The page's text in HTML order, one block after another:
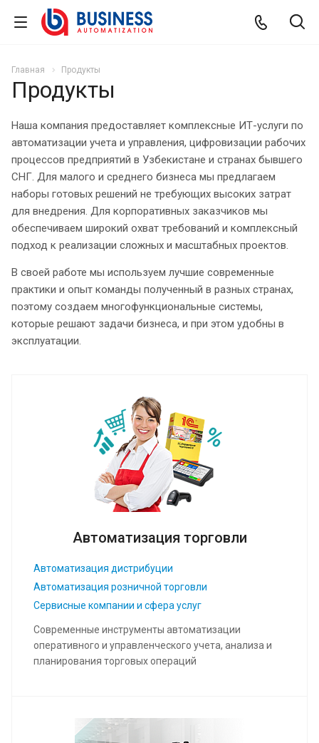
Главная Продукты
Продукты
Наша компания предоставляет комплексные ИТ-услуги по
автоматизации учета и управления, цифровизации рабочих
процессов предприятий в Узбекистане и странах бывшего
СНГ. Для малого и среднего бизнеса мы предлагаем
наборы готовых решений не требующих высоких затрат
для внедрения. Для корпоративных заказчиков мы
обеспечиваем широкий охват требований и комплексный
подход к реализации сложных и масштабных проектов.
В своей работе мы используем лучшие современные
практики и опыт команды полученный в разных странах,
поэтому создаем многофункциональные системы,
которые решают задачи бизнеса, и при этом удобны в
эксплуатации.
Автоматизация торговли
Автоматизация дистрибуции
Автоматизация розничной торговли
Сервисные компании и сфера услуг
Современные инструменты автоматизации
оперативного и управленческого учета, анализа и
планирования торговых операций